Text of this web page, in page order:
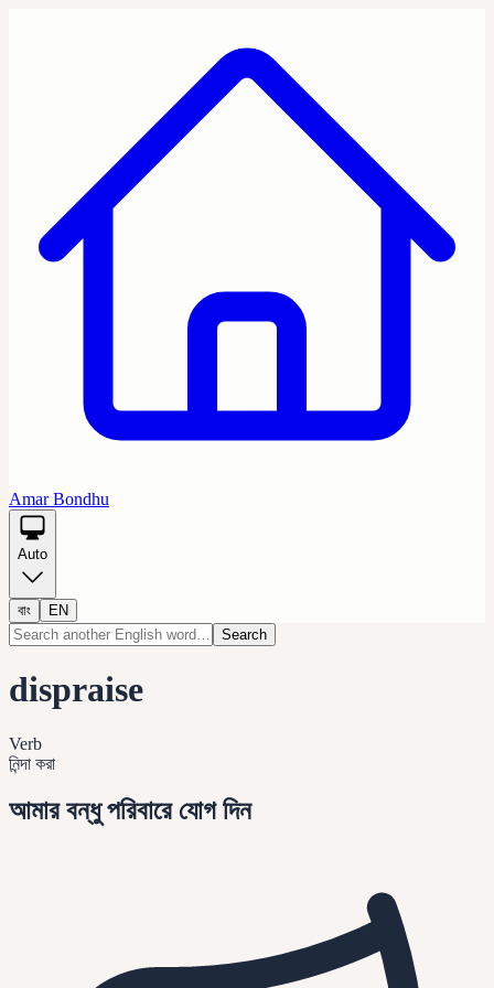
Amar Bondhu
Auto
বাং
EN
Search
dispraise
Verb
নিন্দা করা
আমার বন্ধু পরিবারে যোগ দিন